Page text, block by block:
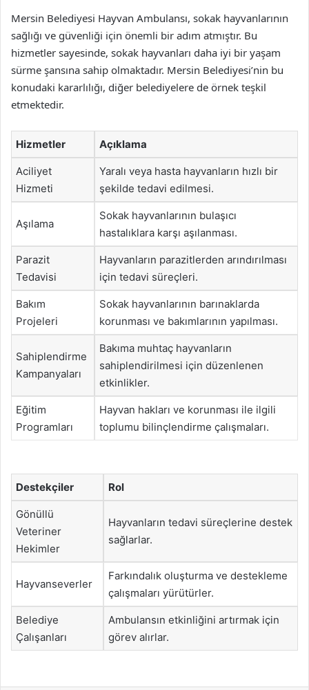
Mersin Belediyesi Hayvan Ambulansı, sokak hayvanlarının
sağlığı ve güvenliği için önemli bir adım atmıştır. Bu
hizmetler sayesinde, sokak hayvanları daha iyi bir yaşam
sürme şansına sahip olmaktadır. Mersin Belediyesi’nin bu
konudaki kararlılığı, diğer belediyelere de örnek teşkil
etmektedir.
Hizmetler Açıklama
Aciliyet
Hizmeti
Yaralı veya hasta hayvanların hızlı bir
şekilde tedavi edilmesi.
Aşılama
Sokak hayvanlarının bulaşıcı
hastalıklara karşı aşılanması.
Parazit
Tedavisi
Hayvanların parazitlerden arındırılması
için tedavi süreçleri.
Bakım
Projeleri
Sokak hayvanlarının barınaklarda
korunması ve bakımlarının yapılması.
Sahiplendirme
Kampanyaları
Bakıma muhtaç hayvanların
sahiplendirilmesi için düzenlenen
etkinlikler.
Eğitim
Programları
Hayvan hakları ve korunması ile ilgili
toplumu bilinçlendirme çalışmaları.
Destekçiler Rol
Gönüllü
Veteriner
Hekimler
Hayvanların tedavi süreçlerine destek
sağlarlar.
Hayvanseverler
Farkındalık oluşturma ve destekleme
çalışmaları yürütürler.
Belediye
Çalışanları
Ambulansın etkinliğini artırmak için
görev alırlar.